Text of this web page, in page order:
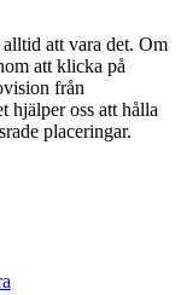
att vara det. Om
att klicka på
från
hjälper oss att hålla
placeringar.